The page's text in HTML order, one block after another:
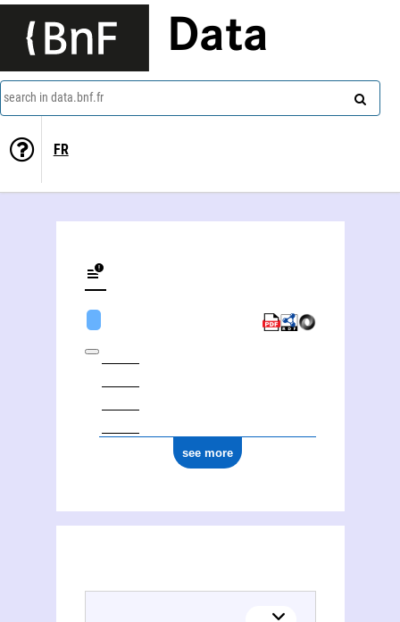
Data
search in data.bnf.fr
FR
see more